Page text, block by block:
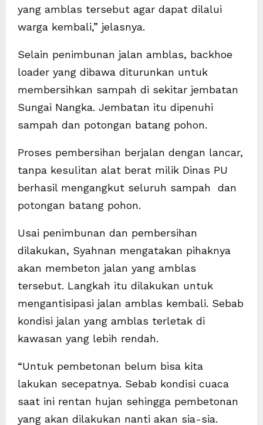
yang amblas tersebut agar dapat dilalui
warga kembali,” jelasnya.
Selain penimbunan jalan amblas, backhoe
loader yang dibawa diturunkan untuk
membersihkan sampah di sekitar jembatan
Sungai Nangka. Jembatan itu dipenuhi
sampah dan potongan batang pohon.
Proses pembersihan berjalan dengan lancar,
tanpa kesulitan alat berat milik Dinas PU
berhasil mengangkut seluruh sampah dan
potongan batang pohon.
Usai penimbunan dan pembersihan
dilakukan, Syahnan mengatakan pihaknya
akan membeton jalan yang amblas
tersebut. Langkah itu dilakukan untuk
mengantisipasi jalan amblas kembali. Sebab
kondisi jalan yang amblas terletak di
kawasan yang lebih rendah.
“Untuk pembetonan belum bisa kita
lakukan secepatnya. Sebab kondisi cuaca
saat ini rentan hujan sehingga pembetonan
yang akan dilakukan nanti akan sia-sia.